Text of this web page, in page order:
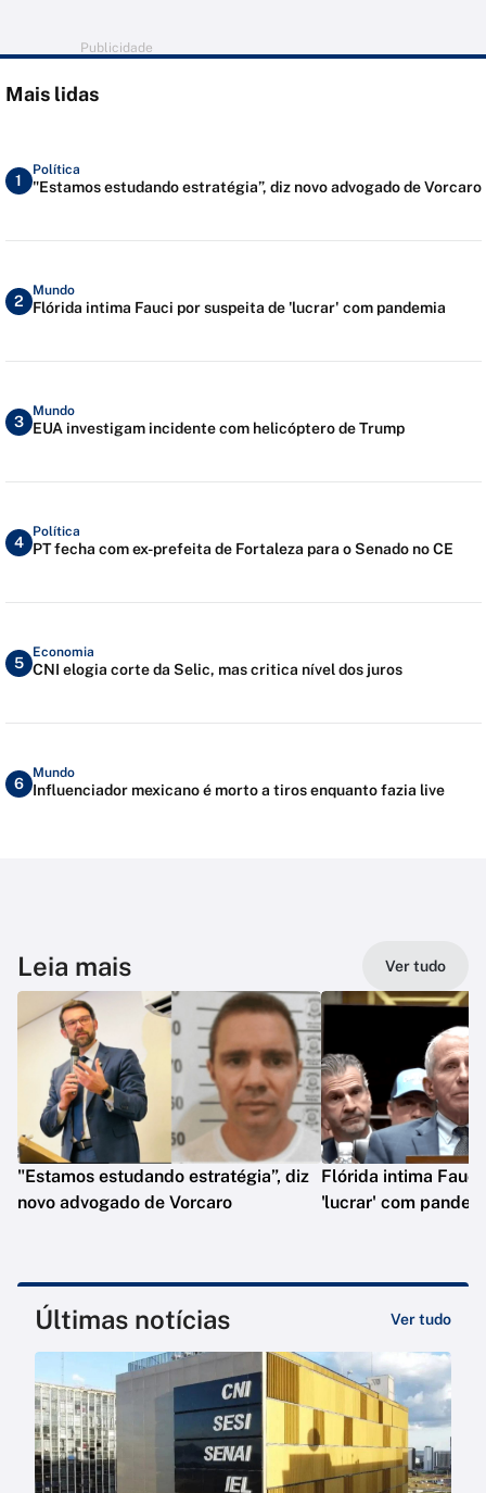
Publicidade
Mais lidas
1
Política
"Estamos estudando estratégia”, diz novo advogado de Vorcaro
2
Mundo
Flórida intima Fauci por suspeita de 'lucrar' com pandemia
3
Mundo
EUA investigam incidente com helicóptero de Trump
4
Política
PT fecha com ex-prefeita de Fortaleza para o Senado no CE
5
Economia
CNI elogia corte da Selic, mas critica nível dos juros
6
Mundo
Influenciador mexicano é morto a tiros enquanto fazia live
Leia mais Ver tudo
"Estamos estudando estratégia”, diz
novo advogado de Vorcaro
Flórida intima
'lucrar' com
Últimas notícias Ver tudo